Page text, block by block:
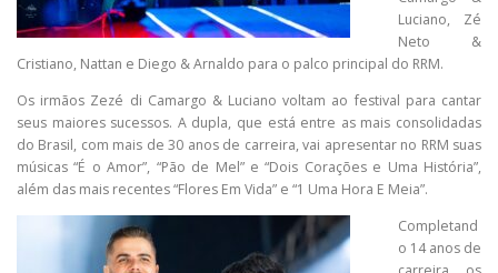
Luciano, Zé
Neto &
Cristiano, Nattan e Diego & Arnaldo para o palco principal do RRM.
Os irmãos Zezé di Camargo & Luciano voltam ao festival para cantar
seus maiores sucessos. A dupla, que está entre as mais consolidadas
do Brasil, com mais de 30 anos de carreira, vai apresentar no RRM suas
músicas “É o Amor”, “Pão de Mel” e “Dois Corações e Uma História”,
além das mais recentes “Flores Em Vida” e “1 Uma Hora E Meia”.
Completand
o 14 anos de